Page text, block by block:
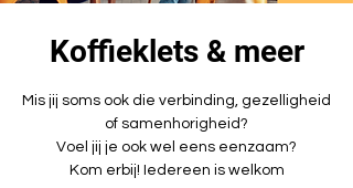
Koffieklets & meer
Mis jij soms ook die verbinding, gezelligheid
of samenhorigheid?
Voel jij je ook wel eens eenzaam?
Kom erbij! Iedereen is welkom